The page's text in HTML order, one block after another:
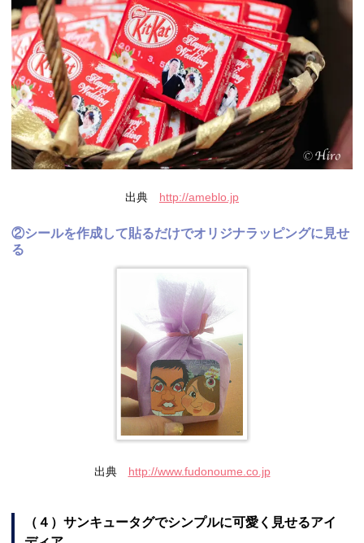
出典 http://ameblo.jp
②シールを作成して貼るだけでオリジナラッピングに見せ
る
出典 http://www.fudonoume.co.jp
（４）サンキュータグでシンプルに可愛く見せるアイ